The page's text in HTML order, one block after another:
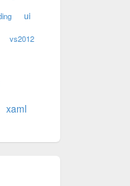
ui
vs2012
xaml